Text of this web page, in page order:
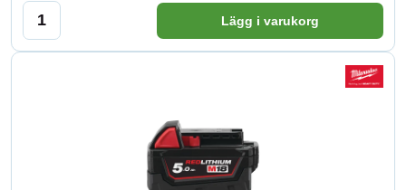
Lägg i varukorg